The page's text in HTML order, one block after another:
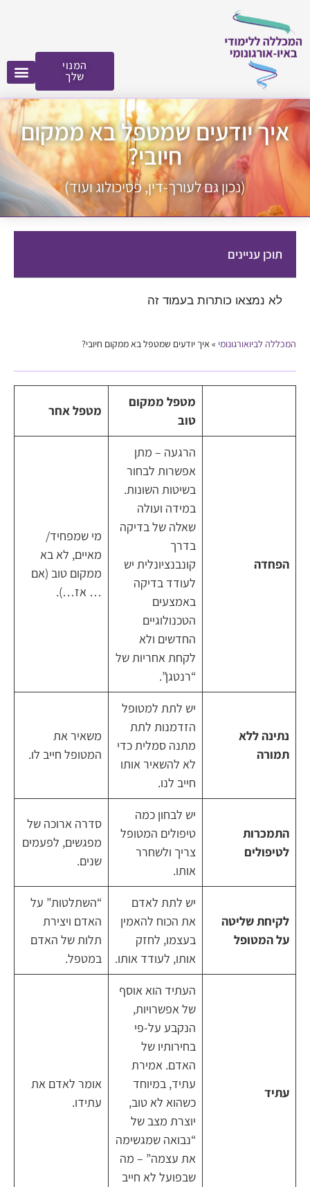
המנוי
שלך
איך יודעים שמטפל בא ממקום
חיובי?
(נכון גם לעורך-דין, פסיכולוג ועוד)
תוכן עניינים
לא נמצאו כותרות בעמוד זה
המכללה לביואורגונומי » איך יודעים שמטפל בא ממקום חיובי?
מטפל ממקום
טוב
מטפל אחר
הפחדה
הרגעה – מתן
אפשרות לבחור
בשיטות השונות.
במידה ועולה
שאלה של בדיקה
בדרך
קונבנציונלית יש
לעודד בדיקה
באמצעים
הטכנולוגיים
החדשים ולא
לקחת אחריות של
“רנטגן”.
מי שמפחיד/
מאיים, לא בא
ממקום טוב (אם
… אז…).
נתינה ללא
תמורה
יש לתת למטופל
הזדמנות לתת
מתנה סמלית כדי
לא להשאיר אותו
חייב לנו.
משאיר את
המטופל חייב לו.
התמכרות
לטיפולים
יש לבחון כמה
טיפולים המטופל
צריך ולשחרר
אותו.
סדרה ארוכה של
מפגשים, לפעמים
שנים.
לקיחת שליטה
על המטופל
יש לתת לאדם
את הכוח להאמין
בעצמו, לחזק
אותו, לעודד אותו.
“השתלטות” על
האדם ויצירת
תלות של האדם
במטפל.
עתיד
העתיד הוא אוסף
של אפשרויות,
הנקבע על-פי
בחירותיו של
האדם. אמירת
עתיד, במיוחד
כשהוא לא טוב,
יוצרת מצב של
“נבואה שמגשימה
את עצמה” – מה
שבפועל לא חייב
אומר לאדם את
עתידו.